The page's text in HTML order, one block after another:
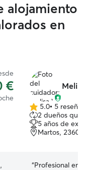
alojamiento
en
€
5.0
de
5
estrellas
5.0• 5 reseñas
2 dueños que
5 años de
Martos, 23600
“Profesional